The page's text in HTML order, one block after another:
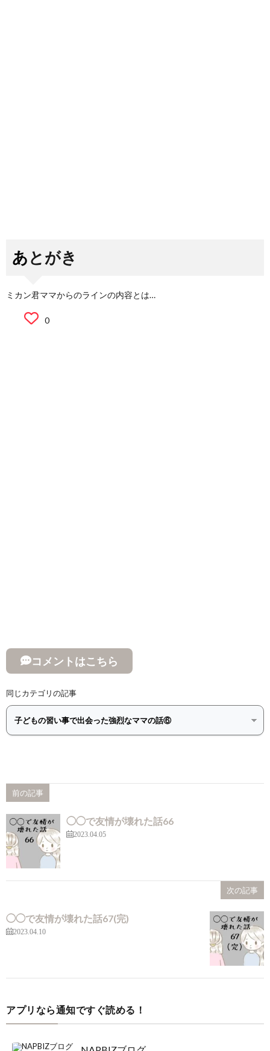
あとがき
ミカン君ママからのラインの内容とは…
0
コメントはこちら
同じカテゴリの記事
前の記事
◯◯で友情が壊れた話66
2023.04.05
次の記事
◯◯で友情が壊れた話67(完)
2023.04.10
アプリなら通知ですぐ読める！